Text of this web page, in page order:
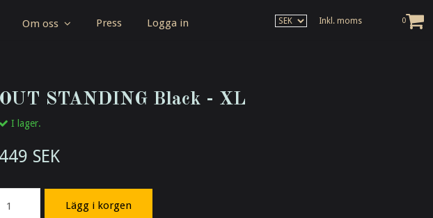
OUT STANDING Black - XL
I lager.
449 SEK
Lägg i korgen
Om oss Press Logga in 0
Inkl. moms